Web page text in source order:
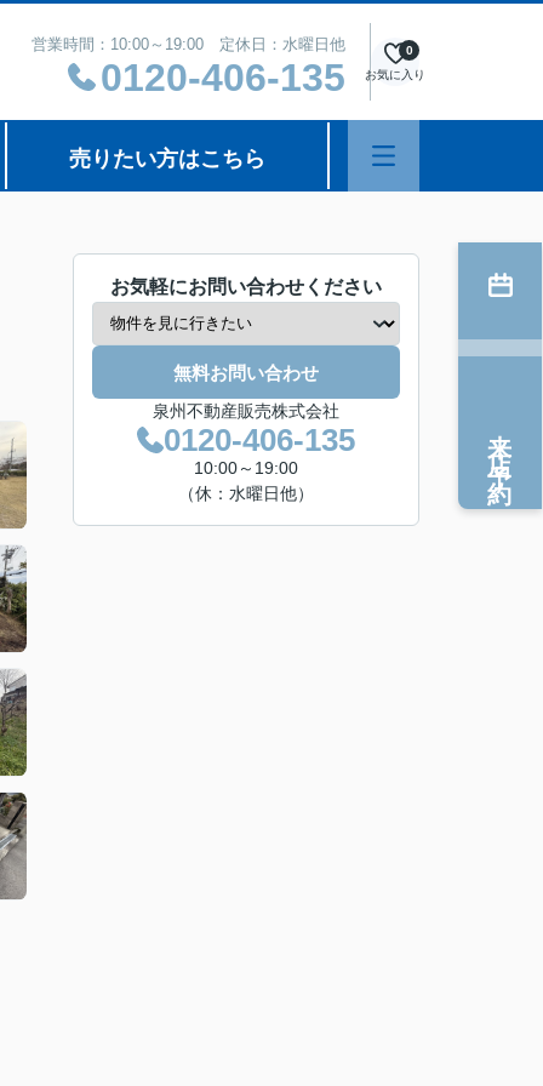
営業時間：10:00～19:00 定休日：水曜日他
0120-406-135 お気に入り
0
売りたい方はこちら
お気軽にお問い合わせください
無料お問い合わせ
泉州不動産販売株式会社
0120-406-135
10:00～19:00
（休：水曜日他）
来店予約